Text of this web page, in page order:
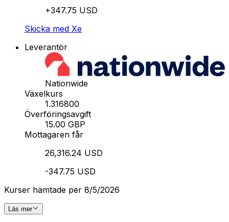
+347.75 USD
Skicka med Xe
Leverantör
Nationwide
Växelkurs
1.316800
Överföringsavgift
15.00 GBP
Mottagaren får
26,316.24 USD
-347.75 USD
Kurser hämtade per 8/5/2026
Läs mer